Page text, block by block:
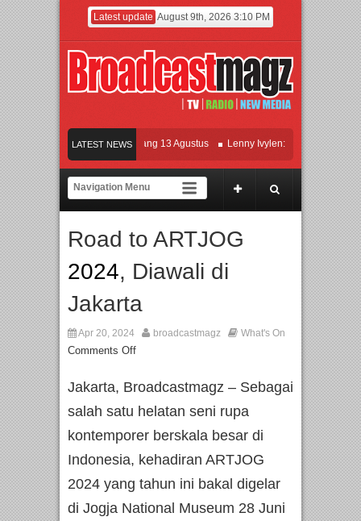
Latest update August 9th, 2026 3:10 PM
LATEST NEWS
KETOK MEJIK Siap Tayang 13 Agustus Lenny Ivylen: 26 Tahun Jaga
Universitas Agung Podomoro Jalin Kerja Sama Pendidikan dan Riset untuk
Road to ARTJOG
2024, Diawali di
Jakarta
Apr 20, 2024 broadcastmagz What's On
Comments Off
Jakarta, Broadcastmagz – Sebagai
salah satu helatan seni rupa
kontemporer berskala besar di
Indonesia, kehadiran ARTJOG
2024 yang tahun ini bakal digelar
di Jogja National Museum 28 Juni